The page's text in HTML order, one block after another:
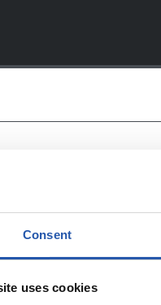
Consent
uses cookies
11/07/2026